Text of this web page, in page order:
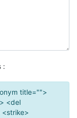
:
title="">
<del